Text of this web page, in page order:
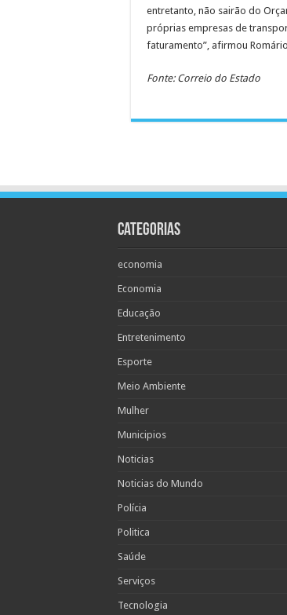
entretanto, não sairão do
próprias empresas de
faturamento”, afirmou
Fonte: Correio do Estado
Categorias
economia
Economia
Educação
Entretenimento
Esporte
Meio Ambiente
Mulher
Municipios
Noticias
Noticias do Mundo
Polícia
Politica
Saúde
Serviços
Tecnologia